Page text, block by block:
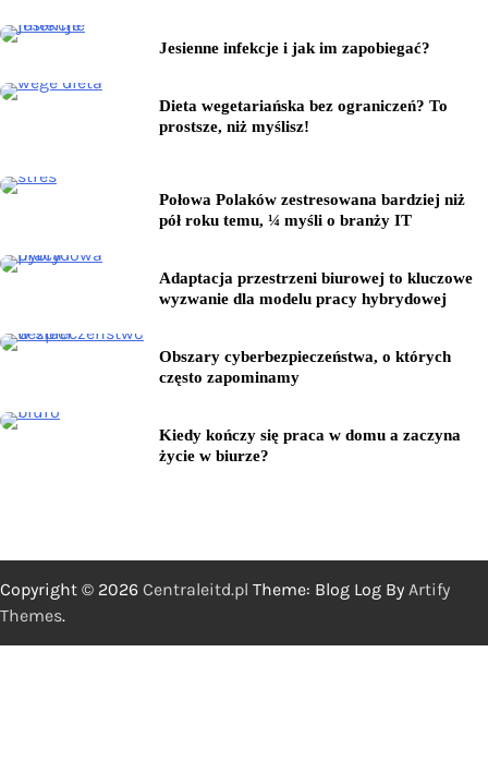
Jesienne infekcje i jak im zapobiegać?
Dieta wegetariańska bez ograniczeń? To
prostsze, niż myślisz!
Połowa Polaków zestresowana bardziej niż
pół roku temu, ¼ myśli o branży IT
Adaptacja przestrzeni biurowej to kluczowe
wyzwanie dla modelu pracy hybrydowej
Obszary cyberbezpieczeństwa, o których
często zapominamy
Kiedy kończy się praca w domu a zaczyna
życie w biurze?
Copyright © 2026 Centraleitd.pl Theme: Blog Log By Artify
Themes.